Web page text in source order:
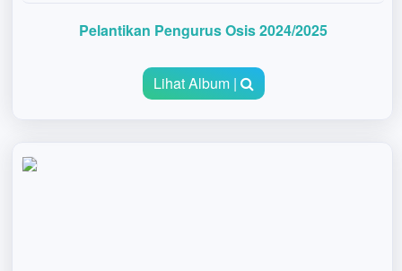
Pelantikan Pengurus Osis 2024/2025
Lihat Album |